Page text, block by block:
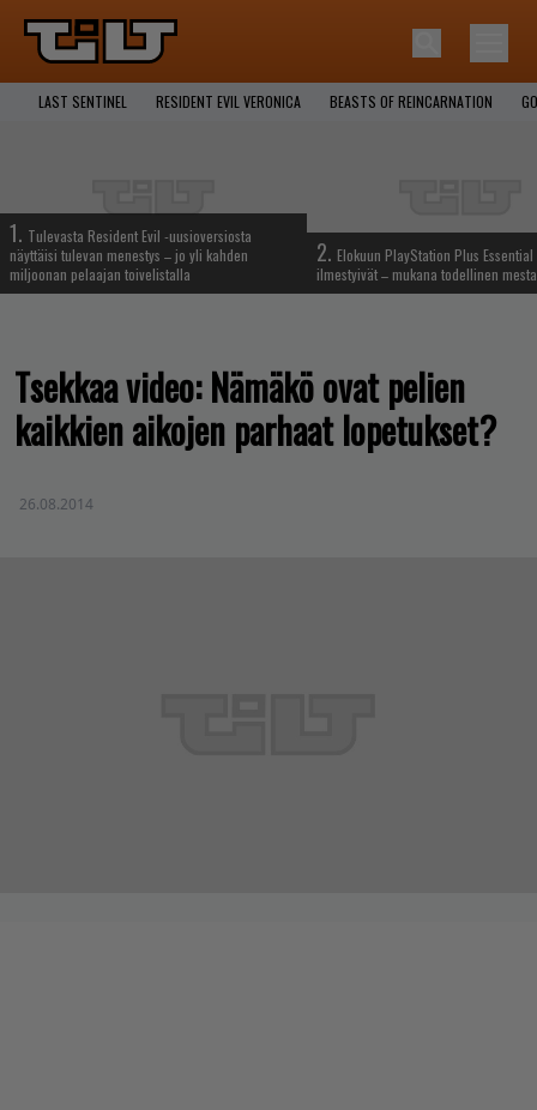
LAST SENTINEL RESIDENT EVIL VERONICA BEASTS OF REINCARNATION
1. Tulevasta Resident Evil -uusioversiosta
näyttäisi tulevan menestys – jo yli kahden
miljoonan pelaajan toivelistalla
2. Elokuun PlayStation Plus
ilmestyivät – mukana todellinen
Tsekkaa video: Nämäkö ovat pelien
kaikkien aikojen parhaat lopetukset?
26.08.2014